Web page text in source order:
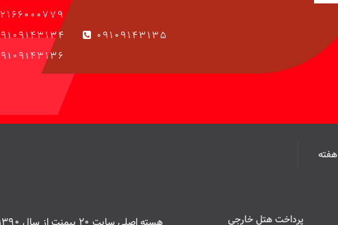
09109143135
پرداخت هتل خارجی